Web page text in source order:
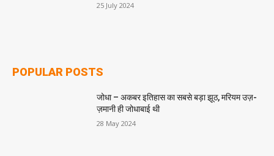
25 July 2024
POPULAR POSTS
जोधा – अकबर इतिहास का सबसे बड़ा झूठ, मरियम उज़-
ज़मानी ही जोधाबाई थी
28 May 2024